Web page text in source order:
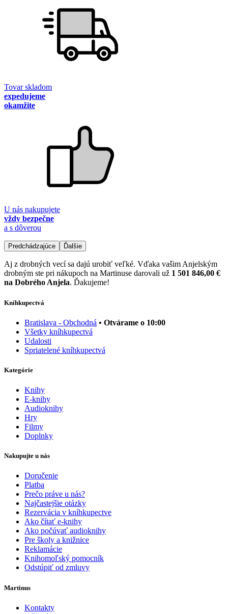
Tovar skladom
expedujeme
okamžite
U nás nakupujete
vždy bezpečne
a s dôverou
Predchádzajúce Ďalšie
Aj z drobných vecí sa dajú urobiť veľké. Vďaka vašim Anjelským
drobným ste pri nákupoch na Martinuse darovali už 1 501 846,00 €
na Dobrého Anjela. Ďakujeme!
Kníhkupectvá
Bratislava - Obchodná • Otvárame o 10:00
Všetky kníhkupectvá
Udalosti
Spriatelené kníhkupectvá
Kategórie
Knihy
E-knihy
Audioknihy
Hry
Filmy
Doplnky
Nakupujte u nás
Doručenie
Platba
Prečo práve u nás?
Najčastejšie otázky
Rezervácia v kníhkupectve
Ako čítať e-knihy
Ako počúvať audioknihy
Pre školy a knižnice
Reklamácie
Knihomoľský pomocník
Odstúpiť od zmluvy
Martinus
Kontakty